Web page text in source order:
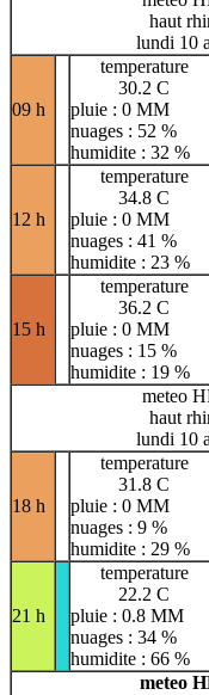
haut
lundi 10
09 h
temperature
30.2 C
pluie : 0 MM
nuages : 52 %
humidite : 32 %
12 h
temperature
34.8 C
pluie : 0 MM
nuages : 41 %
humidite : 23 %
15 h
temperature
36.2 C
pluie : 0 MM
nuages : 15 %
humidite : 19 %
meteo
haut
lundi 10
18 h
temperature
31.8 C
pluie : 0 MM
nuages : 9 %
humidite : 29 %
21 h
temperature
22.2 C
pluie : 0.8 MM
nuages : 34 %
humidite : 66 %
meteo